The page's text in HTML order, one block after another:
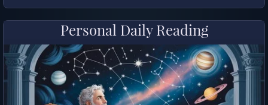
Personal Daily Reading